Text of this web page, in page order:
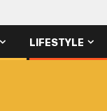
LIFESTYLE